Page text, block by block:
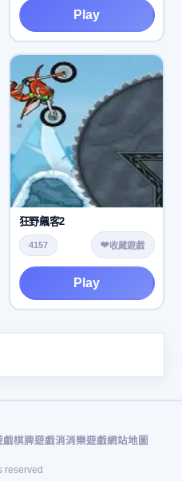
Play
狂野飆客2
4157 ❤️收藏遊戲
Play
戲棋牌遊戲消消樂遊戲網站地圖
reserved